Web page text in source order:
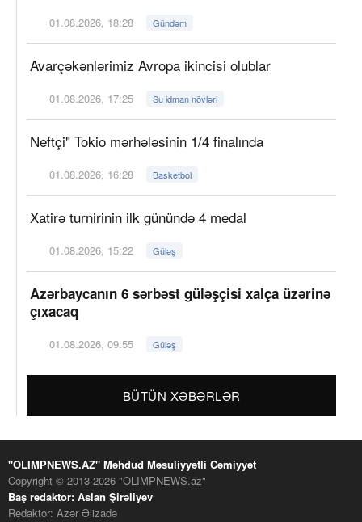
01.08.2026, 18:28 Gündəm
Avarçəkənlərimiz Avropa ikincisi olublar
01.08.2026, 17:25 Su idman növləri
Neftçi" Tokio mərhələsinin 1/4 finalında
01.08.2026, 16:28 Basketbol
Xatirə turnirinin ilk günündə 4 medal
01.08.2026, 15:22 Güləş
Azərbaycanın 6 sərbəst güləşçisi xalça üzərinə
çıxacaq
01.08.2026, 09:55 Güləş
BÜTÜN XƏBƏRLƏR
"OLIMPNEWS.AZ" Məhdud Məsuliyyətli Cəmiyyət
Copyright © 2013-2026 "OLIMPNEWS.az"
Baş redaktor: Aslan Şirəliyev
Redaktor: Azər Əlizadə